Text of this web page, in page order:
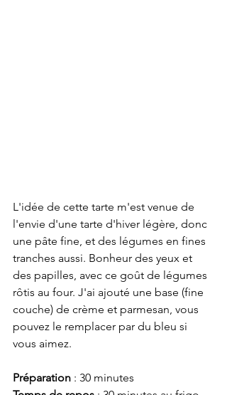
L'idée de cette tarte m'est venue de
l'envie d'une tarte d'hiver légère, donc
une pâte fine, et des légumes en fines
tranches aussi. Bonheur des yeux et
des papilles, avec ce goût de légumes
rôtis au four. J'ai ajouté une base (fine
couche) de crème et parmesan, vous
pouvez le remplacer par du bleu si
vous aimez.
Préparation : 30 minutes